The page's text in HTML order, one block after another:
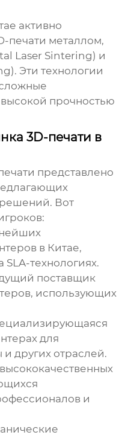
активно
печати металлом,
Laser Sintering) и
Эти технологии
прочностью
3D-печати в
представлено
Вот
в Китае,
технологиях.
поставщик
использующих
для
других отраслей.
и